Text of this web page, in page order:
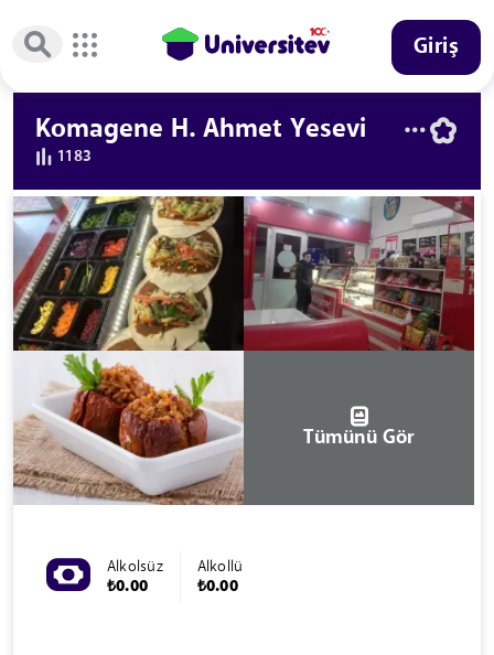
Giriş
Komagene H. Ahmet Yesevi
1183
Tümünü Gör
Alkolsüz
₺0.00
Alkollü
₺0.00